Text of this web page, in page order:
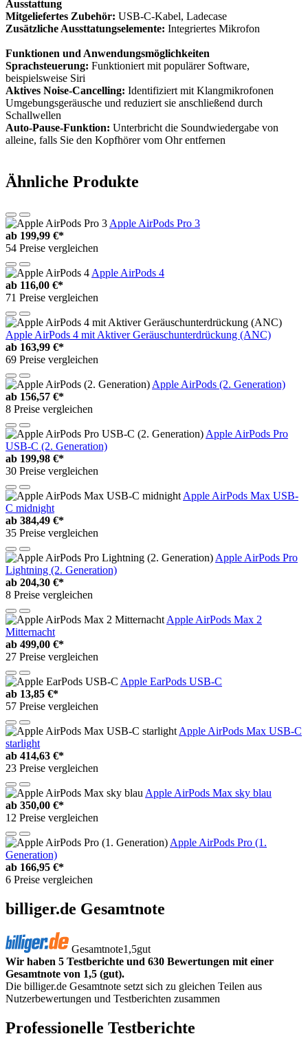
Ausstattung
Mitgeliefertes Zubehör: USB-C-Kabel, Ladecase
Zusätzliche Aussttatungselemente: Integriertes Mikrofon
Funktionen und Anwendungsmöglichkeiten
Sprachsteuerung: Funktioniert mit populärer Software,
beispielsweise Siri
Aktives Noise-Cancelling: Identifiziert mit Klangmikrofonen
Umgebungsgeräusche und reduziert sie anschließend durch
Schallwellen
Auto-Pause-Funktion: Unterbricht die Soundwiedergabe von
alleine, falls Sie den Kopfhörer vom Ohr entfernen
Ähnliche Produkte
Apple AirPods Pro 3
ab 199,99 €*
54 Preise vergleichen
Apple AirPods 4
ab 116,00 €*
71 Preise vergleichen
Apple AirPods 4 mit Aktiver Geräuschunterdrückung (ANC)
ab 163,99 €*
69 Preise vergleichen
Apple AirPods (2. Generation)
ab 156,57 €*
8 Preise vergleichen
Apple AirPods Pro
USB-C (2. Generation)
ab 199,98 €*
30 Preise vergleichen
Apple AirPods Max USB-
C midnight
ab 384,49 €*
35 Preise vergleichen
Apple AirPods Pro
Lightning (2. Generation)
ab 204,30 €*
8 Preise vergleichen
Apple AirPods Max 2
Mitternacht
ab 499,00 €*
27 Preise vergleichen
Apple EarPods USB-C
ab 13,85 €*
57 Preise vergleichen
Apple AirPods Max USB-C
starlight
ab 414,63 €*
23 Preise vergleichen
Apple AirPods Max sky blau
ab 350,00 €*
12 Preise vergleichen
Apple AirPods Pro (1.
Generation)
ab 166,95 €*
6 Preise vergleichen
billiger.de Gesamtnote
Gesamtnote1,5gut
Wir haben 5 Testberichte und 630 Bewertungen mit einer
Gesamtnote von 1,5 (gut).
Die billiger.de Gesamtnote setzt sich zu gleichen Teilen aus
Nutzerbewertungen und Testberichten zusammen
Professionelle Testberichte